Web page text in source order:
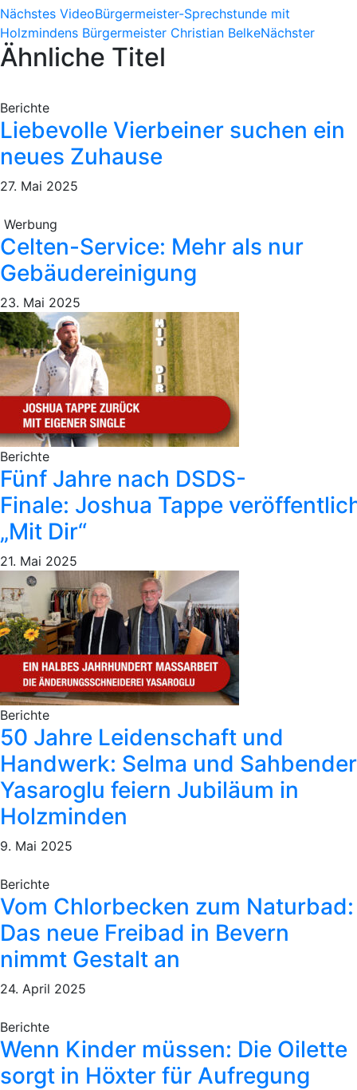
Nächstes VideoBürgermeister-Sprechstunde mit
Holzmindens Bürgermeister Christian BelkeNächster
Ähnliche Titel
Berichte
Liebevolle Vierbeiner suchen ein
neues Zuhause
27. Mai 2025
Werbung
Celten-Service: Mehr als nur
Gebäudereinigung
23. Mai 2025
Berichte
Fünf Jahre nach DSDS-
Finale: Joshua Tappe
„Mit Dir“
21. Mai 2025
Berichte
50 Jahre Leidenschaft und
Handwerk: Selma und Sahbender
Yasaroglu feiern Jubiläum in
Holzminden
9. Mai 2025
Berichte
Vom Chlorbecken zum Naturbad:
Das neue Freibad in Bevern
nimmt Gestalt an
24. April 2025
Berichte
Wenn Kinder müssen: Die Oilette
sorgt in Höxter für Aufregung